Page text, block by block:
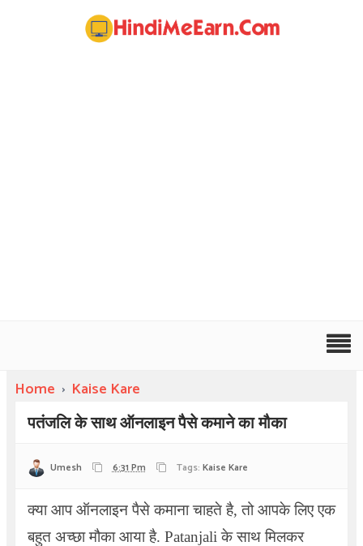
Home › Kaise Kare
पतंजलि के साथ ऑनलाइन पैसे कमाने का मौका
Umesh 6:31 Pm Tags: Kaise Kare
क्या आप ऑनलाइन पैसे कमाना चाहते है, तो आपके लिए एक
बहुत अच्छा मौका आया है. Patanjali के साथ मिलकर